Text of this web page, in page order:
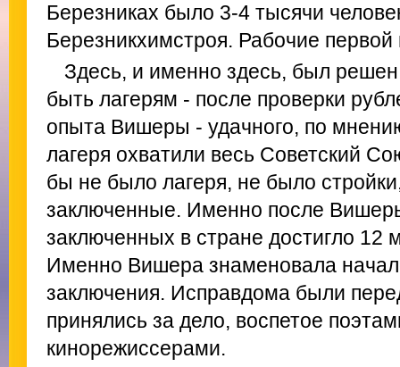
Березниках было 3-4 тысячи
Березникхимстроя. Рабочие первой
Здесь, и именно здесь, был
быть лагерям - после проверки
опыта Вишеры - удачного, по
лагеря охватили весь Советский
бы не было лагеря, не было
заключенные. Именно после
заключенных в стране достигло 12
Именно Вишера знаменовала
заключения. Исправдома были
принялись за дело, воспетое
кинорежиссерами.